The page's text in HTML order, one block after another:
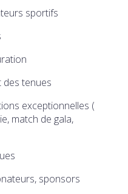
sportifs
des tenues
exceptionnelles (
match de gala,
sponsors